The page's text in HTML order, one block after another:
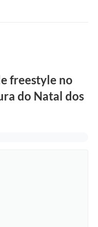
freestyle no
do Natal dos